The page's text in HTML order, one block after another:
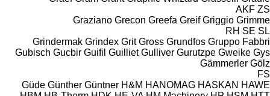
AKF ZS
Graziano Grecon Greefa Greif Griggio Grimme
RH SE SL
Grindermak Grindex Grit Gross Grundfos Gruppo Fabbri
Gubisch Gucbir Guifil Guilliet Gulliver Gurutzpe Gweike Gys
Gämmerler Gölz
FS
Güde Günther Güntner H&M HANOMAG HASKAN HAWE